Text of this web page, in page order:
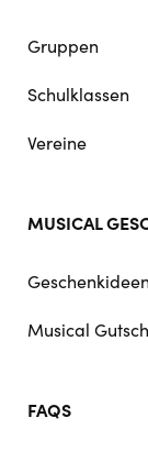
Gruppen
Schulklassen
Vereine
MUSICAL
Geschenkideen
Musical
FAQS